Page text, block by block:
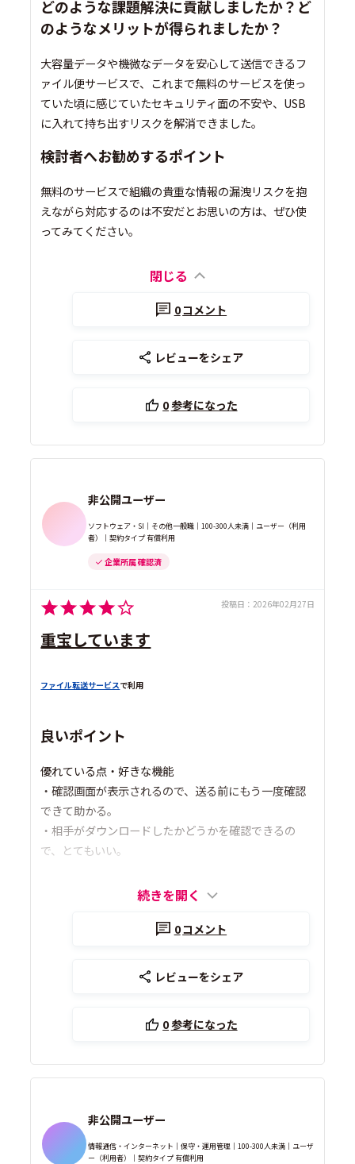
どのような課題解決に貢献しましたか？ど
のようなメリットが得られましたか？
大容量データや機微なデータを安心して送信できるフ
ァイル便サービスで、これまで無料のサービスを使っ
ていた頃に感じていたセキュリティ面の不安や、USB
に入れて持ち出すリスクを解消できました。
検討者へお勧めするポイント
無料のサービスで組織の貴重な情報の漏洩リスクを抱
えながら対応するのは不安だとお思いの方は、ぜひ使
ってみてください。
閉じる
0コメント
レビューをシェア
0参考になった
非公開ユーザー
ソフトウェア・SI｜その他一般職｜100-300人未満｜ユーザー（利用
者）｜契約タイプ 有償利用
企業所属 確認済
投稿日： 2026年02月27日
重宝しています
ファイル転送サービスで利用
良いポイント
優れている点・好きな機能
・確認画面が表示されるので、送る前にもう一度確認
できて助かる。
・相手がダウンロードしたかどうかを確認できるの
で、とてもいい。
続きを開く
0コメント
レビューをシェア
0参考になった
非公開ユーザー
情報通信・インターネット｜保守・運用管理｜100-300人未満｜ユーザ
ー（利用者）｜契約タイプ 有償利用